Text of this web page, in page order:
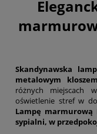
Skandynawska
metalowym kloszem
różnych miejscach
oświetlenie stref w
Lampę marmurową
sypialni, w